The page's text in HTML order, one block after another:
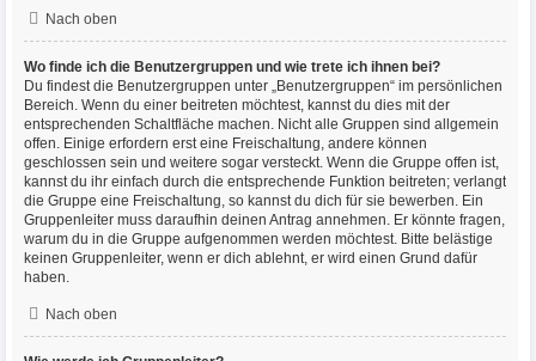
Nach oben
Wo finde ich die Benutzergruppen und wie trete ich ihnen bei?
Du findest die Benutzergruppen unter „Benutzergruppen“ im persönlichen
Bereich. Wenn du einer beitreten möchtest, kannst du dies mit der
entsprechenden Schaltfläche machen. Nicht alle Gruppen sind allgemein
offen. Einige erfordern erst eine Freischaltung, andere können
geschlossen sein und weitere sogar versteckt. Wenn die Gruppe offen ist,
kannst du ihr einfach durch die entsprechende Funktion beitreten; verlangt
die Gruppe eine Freischaltung, so kannst du dich für sie bewerben. Ein
Gruppenleiter muss daraufhin deinen Antrag annehmen. Er könnte fragen,
warum du in die Gruppe aufgenommen werden möchtest. Bitte belästige
keinen Gruppenleiter, wenn er dich ablehnt, er wird einen Grund dafür
haben.
Nach oben